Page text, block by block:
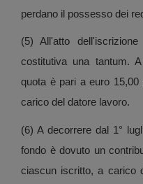
perdano il possesso dei
(5) All'atto
costitutiva una tantum.
quota è pari a euro
carico del datore lavoro.
(6) A decorrere dal 1°
fondo è dovuto un
ciascun iscritto, a carico